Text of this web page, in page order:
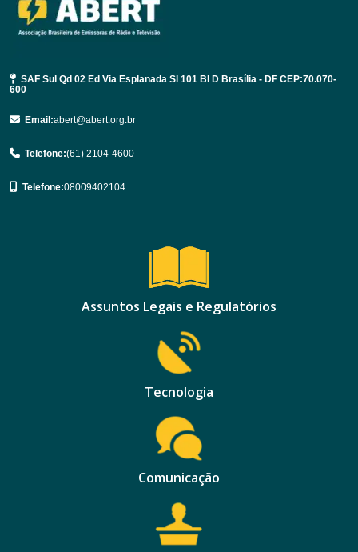
SAF Sul Qd 02 Ed Via Esplanada Sl 101 Bl D Brasília - DF CEP:70.070-
600
Email:abert@abert.org.br
Telefone:(61) 2104-4600
Telefone:08009402104
Assuntos Legais e Regulatórios
Tecnologia
Comunicação